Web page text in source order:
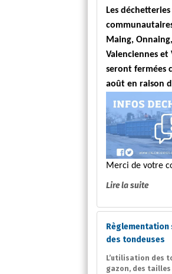
Les déchetteries
Maing,
Valenciennes et
seront fermées
août en raison
Merci de votre
Lire la suite
des tondeuses
L’utilisation des
gazon, des